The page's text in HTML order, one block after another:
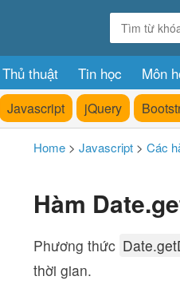
Thủ thuật Tin học Môn
Javascript jQuery
Home > Javascript > Các
Hàm
Phương thức
thời gian.